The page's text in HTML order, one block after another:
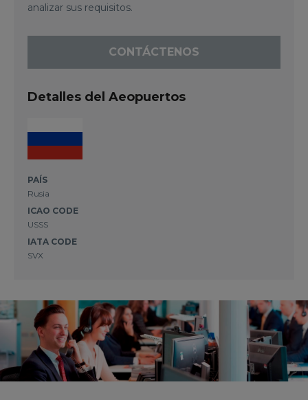
analizar sus requisitos.
CONTÁCTENOS
Detalles del Aeopuertos
PAÍS
Rusia
ICAO CODE
USSS
IATA CODE
SVX